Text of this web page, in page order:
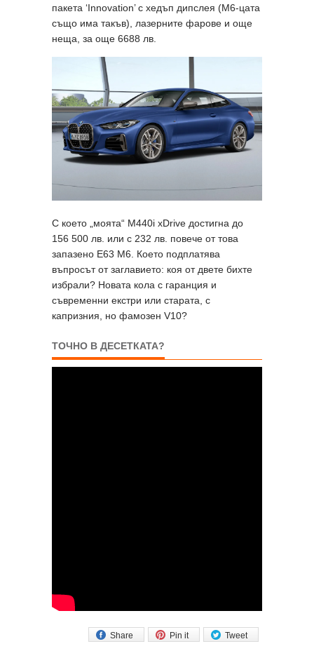
пакета ‘Innovation’ с хедъп дипслея (M6-цата
също има такъв), лазерните фарове и още
неща, за още 6688 лв.
С което „моята“ M440i xDrive достигна до
156 500 лв. или с 232 лв. повече от това
запазено E63 M6. Което подплатява
въпросът от заглавието: коя от двете бихте
избрали? Новата кола с гаранция и
съвременни екстри или старата, с
капризния, но фамозен V10?
ТОЧНО В ДЕСЕТКАТА?
Tweet
Pin it
Share